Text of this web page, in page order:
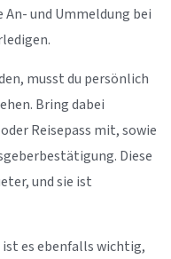
und Ummeldung bei
musst du persönlich
Bring dabei
Reisepass mit, sowie
Diese
und sie ist
es ebenfalls wichtig,